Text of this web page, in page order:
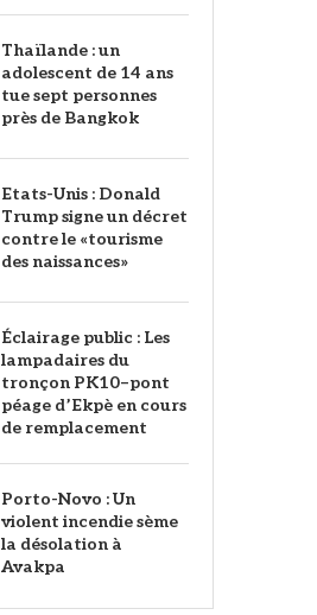
Thaïlande : un
adolescent de 14 ans
tue sept personnes
près de Bangkok
Etats-Unis : Donald
Trump signe un décret
contre le «tourisme
des naissances»
‎Éclairage public : Les
lampadaires du
tronçon PK10–pont
péage d’Ekpè en cours
de remplacement
Porto-Novo : Un
violent incendie sème
la désolation à
Avakpa